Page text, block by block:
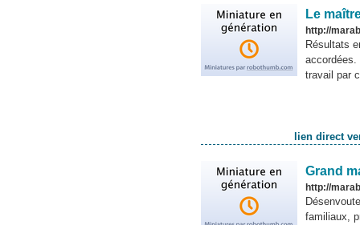
Le
http://
Résultats
accordées.
travail par
lien direct
Grand
http://
familiaux,